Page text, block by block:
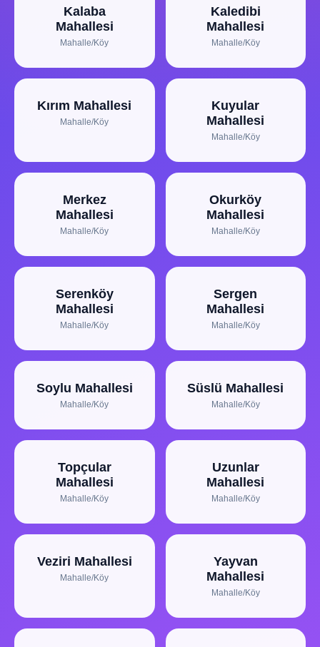
Kalaba
Mahallesi
Mahalle/Köy
Kaledibi
Mahallesi
Mahalle/Köy
Kırım Mahallesi
Mahalle/Köy
Kuyular
Mahallesi
Mahalle/Köy
Merkez
Mahallesi
Mahalle/Köy
Okurköy
Mahallesi
Mahalle/Köy
Serenköy
Mahallesi
Mahalle/Köy
Sergen
Mahallesi
Mahalle/Köy
Soylu Mahallesi
Mahalle/Köy
Süslü Mahallesi
Mahalle/Köy
Topçular
Mahallesi
Mahalle/Köy
Uzunlar
Mahallesi
Mahalle/Köy
Veziri Mahallesi
Mahalle/Köy
Yayvan
Mahallesi
Mahalle/Köy